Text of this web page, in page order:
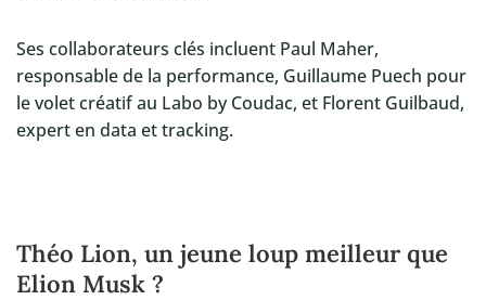
Ses collaborateurs clés incluent Paul Maher,
responsable de la performance, Guillaume Puech pour
le volet créatif au Labo by Coudac, et Florent Guilbaud,
expert en data et tracking.
Théo Lion, un jeune loup meilleur que
Elion Musk ?